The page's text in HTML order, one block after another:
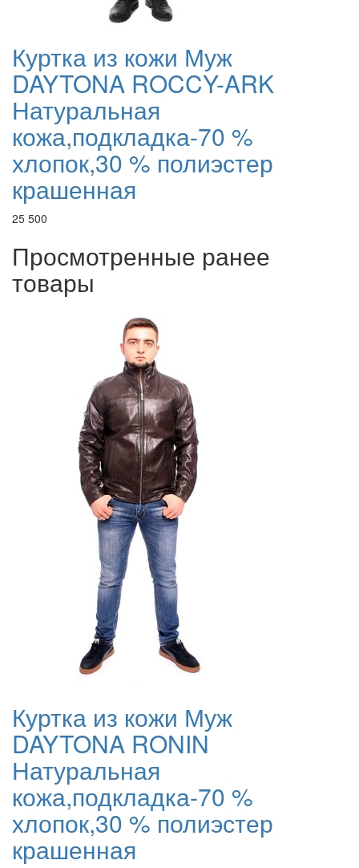
Куртка из кожи Муж
DAYTONA ROCCY-ARK
Натуральная
кожа,подкладка-70 %
хлопок,30 % полиэстер
крашенная
25 500
Просмотренные ранее
товары
Куртка из кожи Муж
DAYTONA RONIN
Натуральная
кожа,подкладка-70 %
хлопок,30 % полиэстер
крашенная